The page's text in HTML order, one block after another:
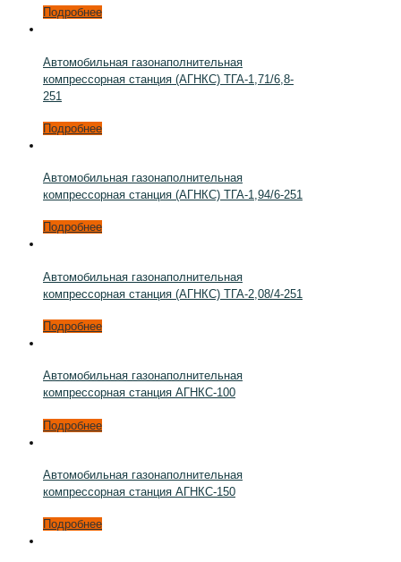
Подробнее
Автомобильная газонаполнительная
компрессорная станция (АГНКС) ТГА-1,71/6,8-
251
Подробнее
Автомобильная газонаполнительная
компрессорная станция (АГНКС) ТГА-1,94/6-251
Подробнее
Автомобильная газонаполнительная
компрессорная станция (АГНКС) ТГА-2,08/4-251
Подробнее
Автомобильная газонаполнительная
компрессорная станция АГНКС-100
Подробнее
Автомобильная газонаполнительная
компрессорная станция АГНКС-150
Подробнее